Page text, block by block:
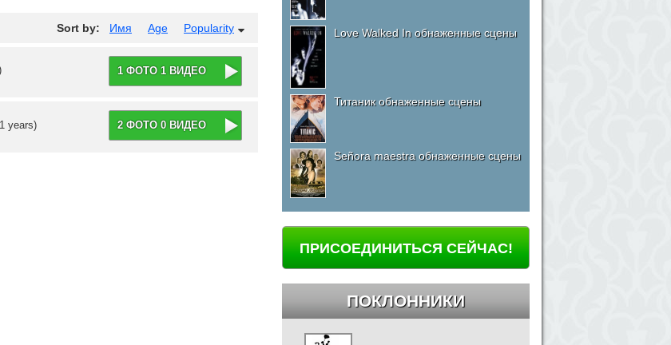
Sort by: Имя Age Popularity
1 ФОТО 1 ВИДЕО
years) 2 ФОТО 0 ВИДЕО
Love Walked In обнаженные сцены
Титаник обнаженные сцены
Señora maestra обнаженные сцены
ПРИСОЕДИНИТЬСЯ СЕЙЧАС!
ПОКЛОННИКИ